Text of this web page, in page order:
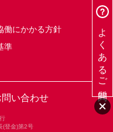
働にかかる方針
準
よくあるご質問
問い合わせ
(登金)第2号